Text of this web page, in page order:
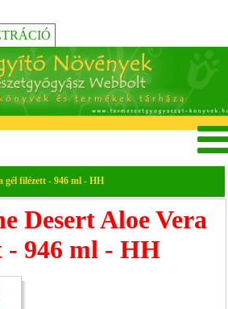
gél filézett - 946 ml - HH
Desert Aloe Vera
- 946 ml - HH